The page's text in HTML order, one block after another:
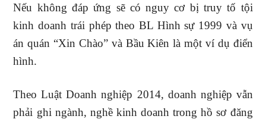
Nếu không đáp ứng sẽ có nguy cơ bị truy tố tội
kinh doanh trái phép theo BL Hình sự 1999 và vụ
án quán “Xin Chào” và Bầu Kiên là một ví dụ điển
hình.
Theo Luật Doanh nghiệp 2014, doanh nghiệp vẫn
phải ghi ngành, nghề kinh doanh trong hồ sơ đăng